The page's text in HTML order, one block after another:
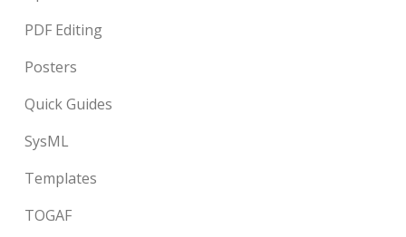
PDF Editing
Posters
Quick Guides
SysML
Templates
TOGAF